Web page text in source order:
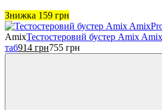
Знижка 159 грн
AmixТестостеровий бустер Amix
таб914 грн755 грн